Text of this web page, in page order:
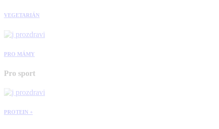
VEGETARIÁN
PRO MÁMY
Pro sport
PROTEIN +